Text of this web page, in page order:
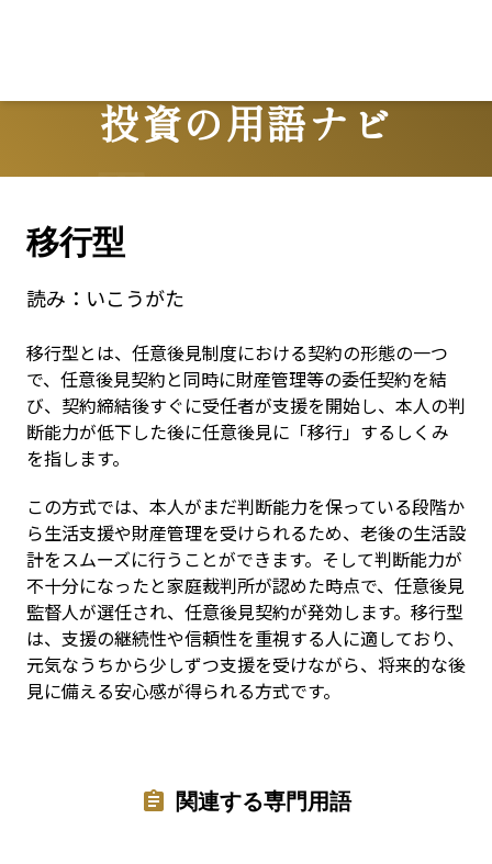
投資の用語ナビ
Terms
移行型
読み： いこうがた
移行型とは、任意後見制度における契約の形態の一つ
で、任意後見契約と同時に財産管理等の委任契約を結
び、契約締結後すぐに受任者が支援を開始し、本人の判
断能力が低下した後に任意後見に「移行」するしくみ
を指します。
この方式では、本人がまだ判断能力を保っている段階か
ら生活支援や財産管理を受けられるため、老後の生活設
計をスムーズに行うことができます。そして判断能力が
不十分になったと家庭裁判所が認めた時点で、任意後見
監督人が選任され、任意後見契約が発効します。移行型
は、支援の継続性や信頼性を重視する人に適しており、
元気なうちから少しずつ支援を受けながら、将来的な後
見に備える安心感が得られる方式です。
関連する専門用語